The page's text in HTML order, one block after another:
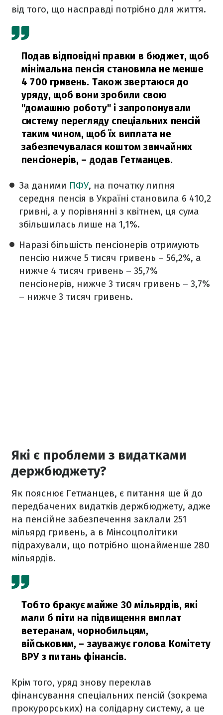
від того, що насправді потрібно для життя.
Подав відповідні правки в бюджет, щоб
мінімальна пенсія становила не менше
4 700 гривень. Також звертаюся до
уряду, щоб вони зробили свою
"домашню роботу" і запропонували
систему перегляду спеціальних пенсій
таким чином, щоб їх виплата не
забезпечувалася коштом звичайних
пенсіонерів, – додав Гетманцев.
За даними ПФУ, на початку липня
середня пенсія в Україні становила 6 410,2
гривні, а у порівнянні з квітнем, ця сума
збільшилась лише на 1,1%.
Наразі більшість пенсіонерів отримують
пенсію нижче 5 тисяч гривень – 56,2%, а
нижче 4 тисяч гривень – 35,7%
пенсіонерів, нижче 3 тисяч гривень – 3,7%
– нижче 3 тисяч гривень.
Які є проблеми з видатками
держбюджету?
Як пояснює Гетманцев, є питання ще й до
передбачених видатків держбюджету, адже
на пенсійне забезпечення заклали 251
мільярд гривень, а в Мінсоцполітики
підрахували, що потрібно щонайменше 280
мільярдів.
Тобто бракує майже 30 мільярдів, які
мали б піти на підвищення виплат
ветеранам, чорнобильцям,
військовим, – зауважує голова Комітету
ВРУ з питань фінансів.
Крім того, уряд знову переклав
фінансування спеціальних пенсій (зокрема
прокурорських) на солідарну систему, а це